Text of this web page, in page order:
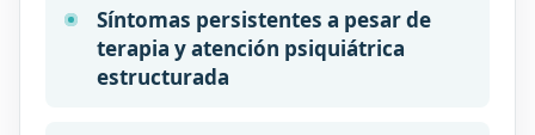
Síntomas persistentes a pesar de
terapia y atención psiquiátrica
estructurada